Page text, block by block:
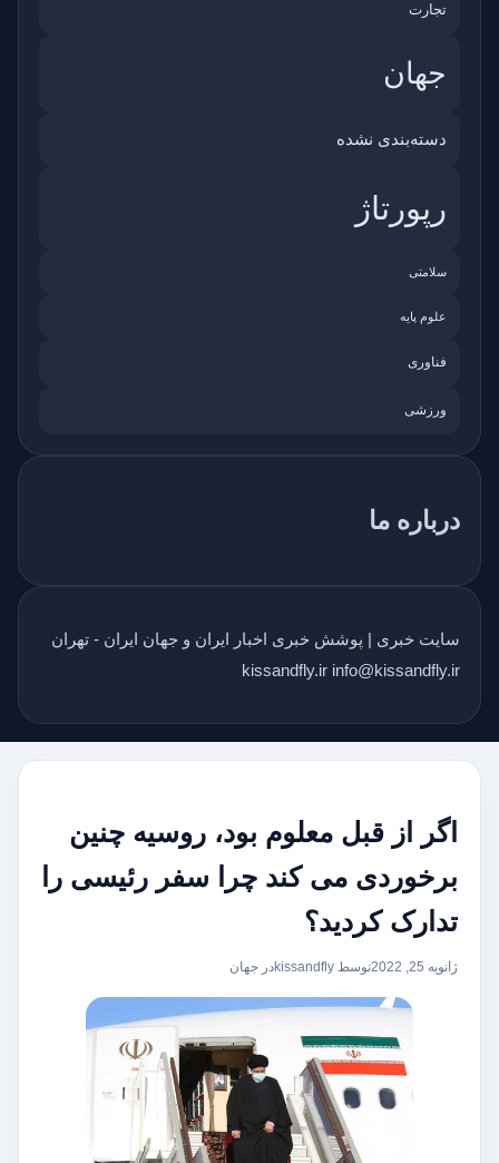
تجارت
جهان
دسته‌بندی نشده
رپورتاژ
سلامتی
علوم پایه
فناوری
ورزشی
درباره ما
سایت خبری | پوشش خبری اخبار ایران و جهان ایران - تهران
kissandfly.ir info@kissandfly.ir
اگر از قبل معلوم بود، روسیه چنین
برخوردی می کند چرا سفر رئیسی را
تدارک کردید؟
ژانویه 25, 2022 توسط kissandfly در جهان